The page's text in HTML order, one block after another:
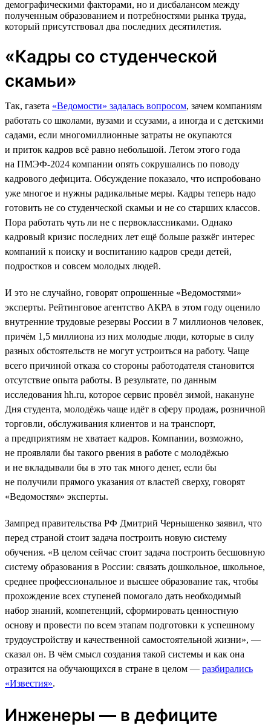
демографическими факторами, но и дисбалансом между
полученным образованием и потребностями рынка труда,
который присутствовал два последних десятилетия.
«Кадры со студенческой
скамьи»
Так, газета «Ведомости» задалась вопросом, зачем компаниям
работать со школами, вузами и ссузами, а иногда и с детскими
садами, если многомиллионные затраты не окупаются
и приток кадров всё равно небольшой. Летом этого года
на ПМЭФ-2024 компании опять сокрушались по поводу
кадрового дефицита. Обсуждение показало, что испробовано
уже многое и нужны радикальные меры. Кадры теперь надо
готовить не со студенческой скамьи и не со старших классов.
Пора работать чуть ли не с первоклассниками. Однако
кадровый кризис последних лет ещё больше разжёг интерес
компаний к поиску и воспитанию кадров среди детей,
подростков и совсем молодых людей.
И это не случайно, говорят опрошенные «Ведомостями»
эксперты. Рейтинговое агентство АКРА в этом году оценило
внутренние трудовые резервы России в 7 миллионов человек,
причём 1,5 миллиона из них молодые люди, которые в силу
разных обстоятельств не могут устроиться на работу. Чаще
всего причиной отказа со стороны работодателя становится
отсутствие опыта работы. В результате, по данным
исследования hh.ru, которое сервис провёл зимой, накануне
Дня студента, молодёжь чаще идёт в сферу продаж, розничной
торговли, обслуживания клиентов и на транспорт,
а предприятиям не хватает кадров. Компании, возможно,
не проявляли бы такого рвения в работе с молодёжью
и не вкладывали бы в это так много денег, если бы
не получили прямого указания от властей сверху, говорят
«Ведомостям» эксперты.
Зампред правительства РФ Дмитрий Чернышенко заявил, что
перед страной стоит задача построить новую систему
обучения. «В целом сейчас стоит задача построить бесшовную
систему образования в России: связать дошкольное, школьное,
среднее профессиональное и высшее образование так, чтобы
прохождение всех ступеней помогало дать необходимый
набор знаний, компетенций, сформировать ценностную
основу и провести по всем этапам подготовки к успешному
трудоустройству и качественной самостоятельной жизни», —
сказал он. В чём смысл создания такой системы и как она
отразится на обучающихся в стране в целом — разбирались
«Известия».
Инженеры — в дефиците